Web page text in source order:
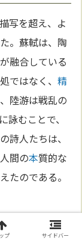
写を超え、よ
。蘇軾は、陶
融合している
ではなく、精
陸游は戦乱の
詠むことで、
詩人たちは、
間の本質的な
たのである。
プ サイドバー